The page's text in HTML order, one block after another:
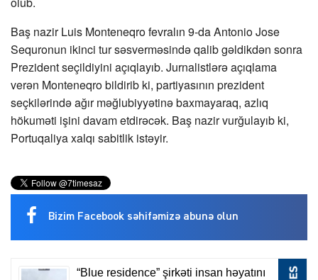
Baş nazir Luis Monteneqro fevralın 9-da Antonio Jose
Sequronun ikinci tur səsverməsində qalib gəldikdən sonra
Prezident seçildiyini açıqlayıb. Jurnalistlərə açıqlama
verən Monteneqro bildirib ki, partiyasının prezident
seçkilərində ağır məğlubiyyətinə baxmayaraq, azlıq
hökuməti işini davam etdirəcək. Baş nazir vurğulayıb ki,
Portuqaliya xalqı sabitlik istəyir.
Bizim Facebook səhifəmizə abunə olun